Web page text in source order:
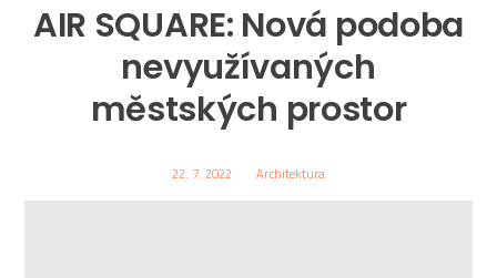
AIR SQUARE: Nová podoba
nevyužívaných
městských prostor
22. 7. 2022 Architektura